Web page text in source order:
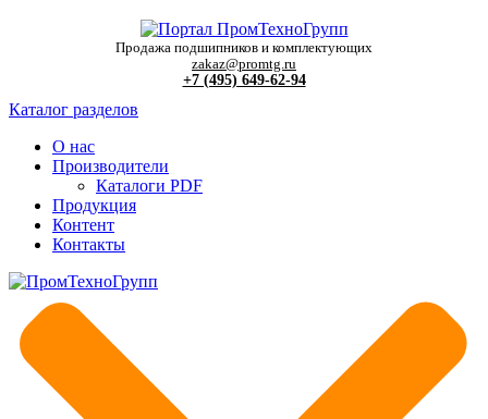
Продажа подшипников и комплектующих
zakaz@promtg.ru
+7 (495) 649-62-94
Каталог разделов
О нас
Производители
Каталоги PDF
Продукция
Контент
Контакты